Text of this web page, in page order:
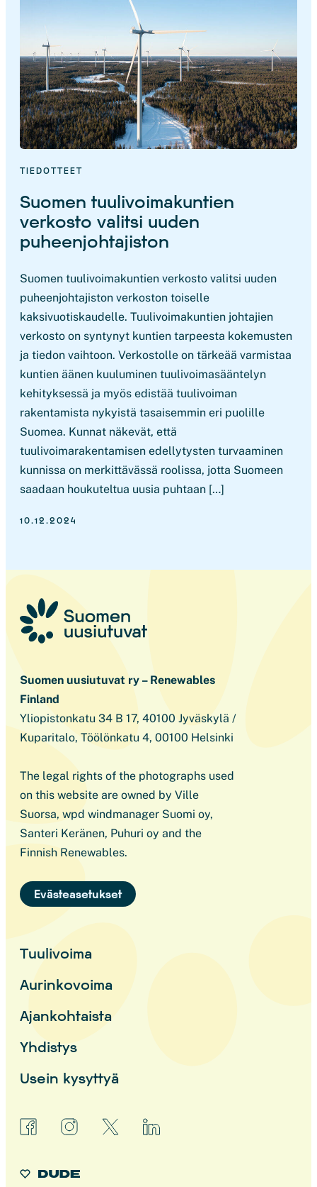
TIEDOTTEET
Suomen tuulivoimakuntien
verkosto valitsi uuden
puheenjohtajiston
Suomen tuulivoimakuntien verkosto valitsi uuden
puheenjohtajiston verkoston toiselle
kaksivuotiskaudelle. Tuulivoimakuntien johtajien
verkosto on syntynyt kuntien tarpeesta kokemusten
ja tiedon vaihtoon. Verkostolle on tärkeää varmistaa
kuntien äänen kuuluminen tuulivoimasääntelyn
kehityksessä ja myös edistää tuulivoiman
rakentamista nykyistä tasaisemmin eri puolille
Suomea. Kunnat näkevät, että
tuulivoimarakentamisen edellytysten turvaaminen
kunnissa on merkittävässä roolissa, jotta Suomeen
saadaan houkuteltua uusia puhtaan […]
10.12.2024
Suomen uusiutuvat ry – Renewables
Finland
Yliopistonkatu 34 B 17, 40100 Jyväskylä /
Kuparitalo, Töölönkatu 4, 00100 Helsinki
The legal rights of the photographs used
on this website are owned by Ville
Suorsa, wpd windmanager Suomi oy,
Santeri Keränen, Puhuri oy and the
Finnish Renewables.
Evästeasetukset
Tuulivoima
Aurinkovoima
Ajankohtaista
Yhdistys
Usein kysyttyä
facebookinstagram linkedin